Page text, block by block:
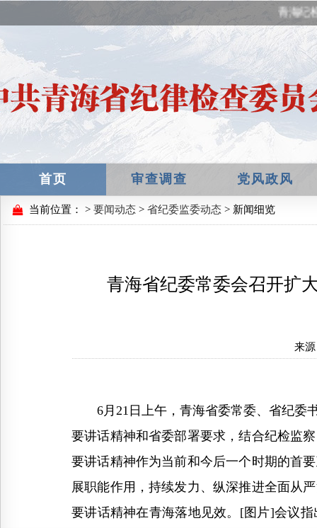
青海纪
首页 审查调查 党风政风
当前位置： > 要闻动态 > 省纪委监委动态 > 新闻细览
青海省纪委常委会召开扩
来
6月21日上午，青海省委常委、省纪委
要讲话精神和省委部署要求，结合纪检监
要讲话精神作为当前和今后一个时期的首
展职能作用，持续发力、纵深推进全面从
要讲话精神在青海落地见效。[图片]会议